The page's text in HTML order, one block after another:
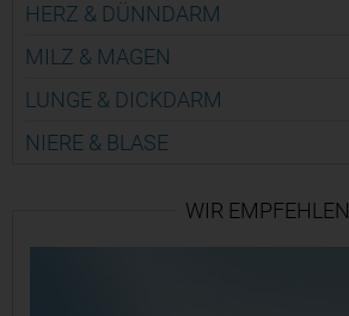
HERZ & DÜNN­DARM
MILZ & MAGEN
LUNGE & DICK­DARM
NIERE & BLASE
WIR EMPFEHLEN